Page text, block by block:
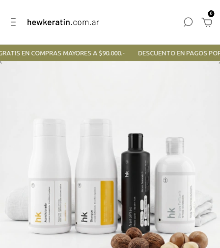
0
EN COMPRAS MAYORES A $90.000.- DESCUENTO EN PAGOS POR